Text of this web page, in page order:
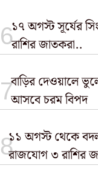
১৭ অগস্ট সূর্যের
রাশির জাতকরা..
বাড়ির দেওয়ালে
আসবে চরম বিপদ
১১ অগস্ট থেকে
রাজযোগ ৩ রাশির